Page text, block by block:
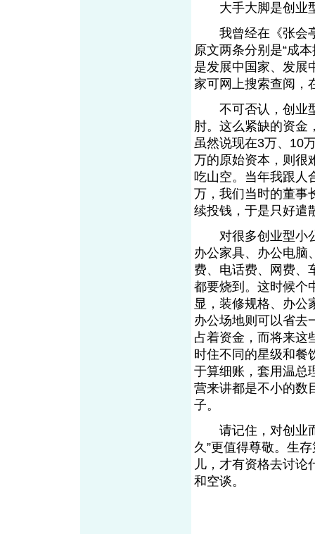
大手大脚是创业
我曾经在《张会亭
原文两条分别是“成
是发展中国家、发展
家可网上搜索查阅，
不可否认，创业型
肘。这么紧缺的资金
虽然说现在3万、10
万的原始资本，则很
吃山空。当年我跟人
万，我们当时的董事
续投钱，于是只好遣
对很多创业型小公
办公家具、办公电脑
费、电话费、网费、
都要烧到。这时候个
显，装修规格、办公
办公场地则可以省去
占着资金，而将来这
时住不同的星级和餐
于算细账，套用温总
营来讲都是不小的数
子。
请记住，对创业而
久”更值得尊敬。生
儿，才有资格去讨论
和空谈。